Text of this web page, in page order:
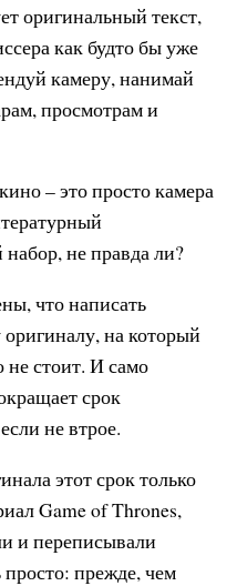
оригинальный текст,
как будто бы уже
камеру, нанимай
просмотрам и
– это просто камера
не правда ли?
что написать
на который
стоит. И само
срок
не втрое.
этот срок только
Game of Thrones,
и переписывали
прежде, чем